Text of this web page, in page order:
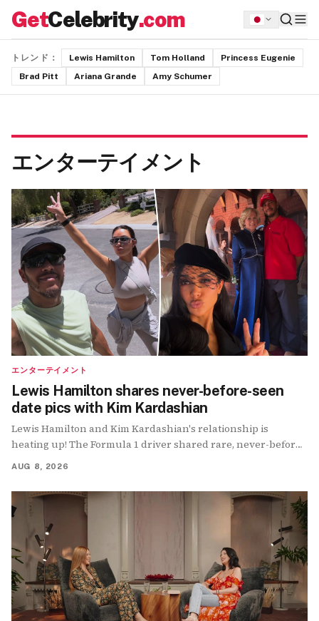
GetCelebrity.com
トレンド： Lewis Hamilton Tom Holland
Princess Eugenie
Brad Pitt
Ariana Grande Amy Schumer
エンターテイメント
エンターテイメント
Lewis Hamilton shares never-before-seen
date pics with Kim Kardashian
Lewis Hamilton and Kim Kardashian's relationship is
heating up! The Formula 1 driver shared rare, never-before-
seen photos from recent hangouts with his…
AUG 8, 2026